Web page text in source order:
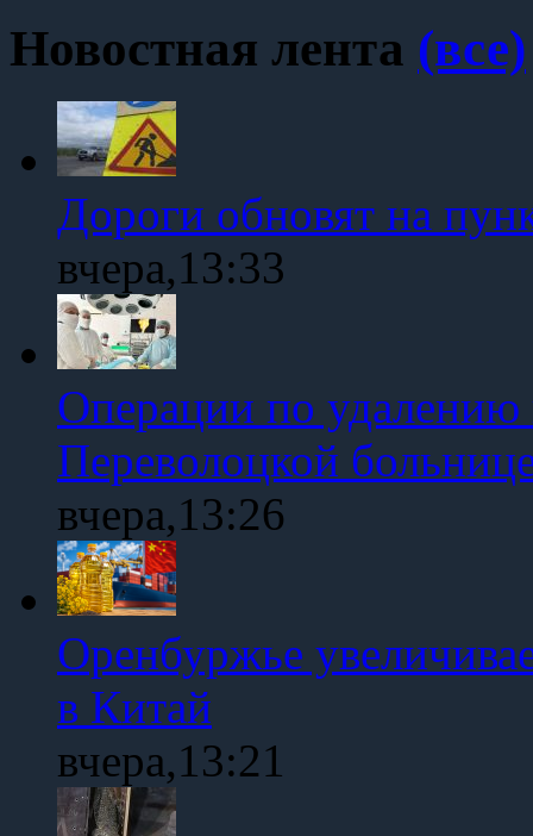
Новостная лента (все)
Дороги обновят на
вчера,13:33
Операции по удалению
Переволоцкой
вчера,13:26
Оренбуржье
в Китай
вчера,13:21